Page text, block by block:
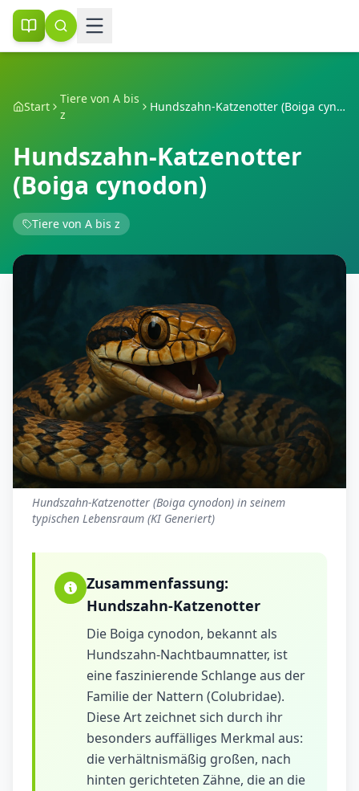
Start
Tiere von A bis
z
Hundszahn-Katzenotter (Boiga cynodon)
Hundszahn-Katzenotter
(Boiga cynodon)
Tiere von A bis z
Hundszahn-Katzenotter (Boiga cynodon) in seinem
typischen Lebensraum (KI Generiert)
Zusammenfassung:
Hundszahn-Katzenotter
Die Boiga cynodon, bekannt als
Hundszahn-Nachtbaumnatter, ist
eine faszinierende Schlange aus der
Familie der Nattern (Colubridae).
Diese Art zeichnet sich durch ihr
besonders auffälliges Merkmal aus:
die verhältnismäßig großen, nach
hinten gerichteten Zähne, die an die